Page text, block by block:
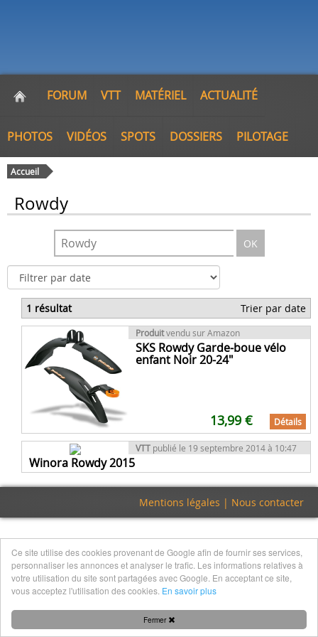
FORUM VTT MATÉRIEL ACTUALITÉ
PHOTOS VIDÉOS SPOTS DOSSIERS PILOTAGE
Accueil
Rowdy
OK
1 résultat Trier par date
Produitvendu sur Amazon
SKS Rowdy Garde-boue vélo
enfant Noir 20-24"
13,99 € Détails
VTT publié le 19 septembre 2014 à 10:47
Winora Rowdy 2015
Mentions légales | Nous contacter
Fermer
Ce site utilise des cookies provenant de Google afin de fournir ses services,
personnaliser les annonces et analyser le trafic. Les informations relatives à
votre utilisation du site sont partagées avec Google. En acceptant ce site,
vous acceptez l'utilisation des cookies. En savoir plus